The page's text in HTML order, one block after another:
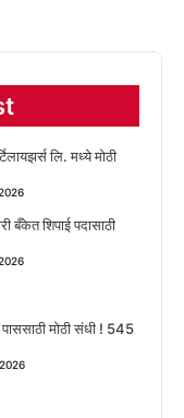
लि. मध्ये मोठी
बँकेत शिपाई पदासाठी
मोठी संधी ! 545